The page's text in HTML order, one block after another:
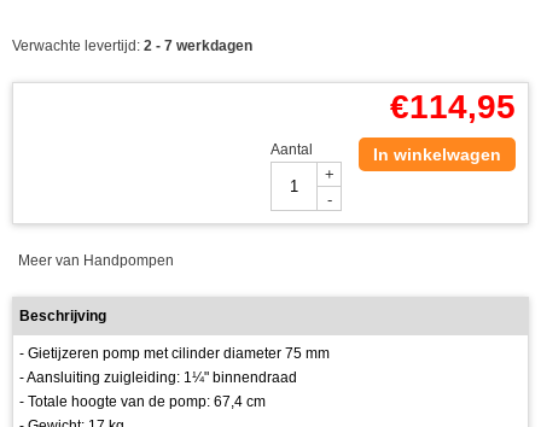
Verwachte levertijd: 2 - 7 werkdagen
€114,95
Aantal
+
-
In winkelwagen
Meer van Handpompen
Beschrijving
- Gietijzeren pomp met cilinder diameter 75 mm
- Aansluiting zuigleiding: 1¼" binnendraad
- Totale hoogte van de pomp: 67,4 cm